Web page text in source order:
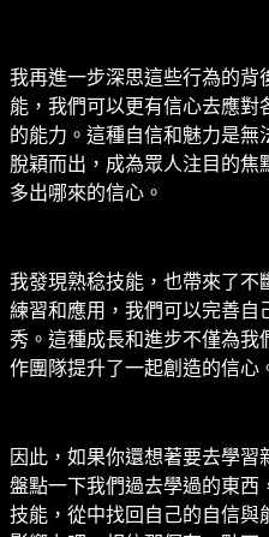
我再進一步深思這些行為的背
能，我們可以更有信心去應
的能力。這種自信和魅力是無
脫穎而出，成為眾人注目的焦
多出哪來的信心。
我發現熟稔技能，也帶來了不
練習和應用，我們可以完善自
秀。這種成長和進步不僅為我
作團隊提升了一起創造的信心
因此，如果你還想著要去學
盤點一下我們過去學過的東西
技能，從中找回自己的自信與